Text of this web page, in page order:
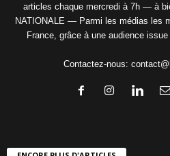
articles chaque mercredi à 7h — à
NATIONALE — Parmi les médias les
France, grâce à une audience
Contactez-nous: